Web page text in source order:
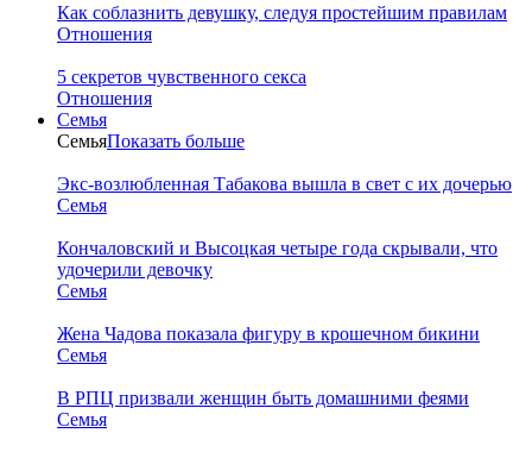
Как соблазнить девушку, следуя простейшим правилам
Отношения
5 секретов чувственного секса
Отношения
Семья
СемьяПоказать больше
Экс-возлюбленная Табакова вышла в свет с их дочерью
Семья
Кончаловский и Высоцкая четыре года скрывали, что
удочерили девочку
Семья
Жена Чадова показала фигуру в крошечном бикини
Семья
В РПЦ призвали женщин быть домашними феями
Семья